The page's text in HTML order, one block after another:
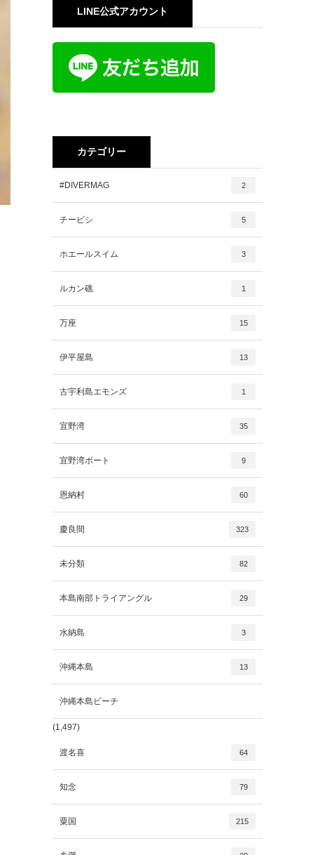
LINE公式アカウント
カテゴリー
#DIVERMAG 2
チービシ 5
ホエールスイム 3
ルカン礁 1
万座 15
伊平屋島 13
古宇利島エモンズ 1
宜野湾 35
宜野湾ボート 9
恩納村 60
慶良間 323
未分類 82
本島南部トライアングル 29
水納島 3
沖縄本島 13
沖縄本島ビーチ
(1,497)
渡名喜 64
知念 79
粟国 215